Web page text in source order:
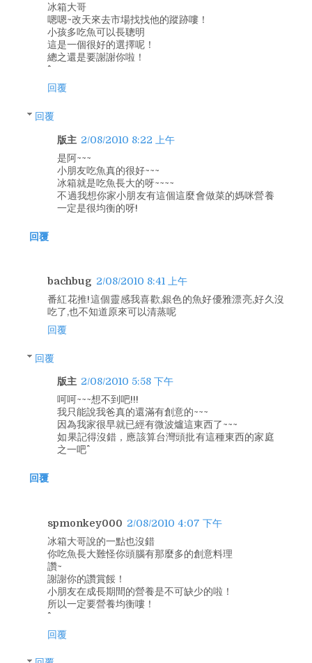
冰箱大哥
嗯嗯~改天來去市場找找他的蹤跡嘍！
小孩多吃魚可以長聰明
這是一個很好的選擇呢！
總之還是要謝謝你啦！
回覆
回覆
版主 2/08/2010 8:22 上午
是阿~~~
小朋友吃魚真的很好~~~
冰箱就是吃魚長大的呀~~~~
不過我想你家小朋友有這個這麼會做菜的媽咪營養
一定是很均衡的呀!
回覆
bachbug 2/08/2010 8:41 上午
番紅花推!這個靈感我喜歡,銀色的魚好優雅漂亮,好久沒
吃了,也不知道原來可以清蒸呢
回覆
回覆
版主 2/08/2010 5:58 下午
呵呵~~~想不到吧!!!
我只能說我爸真的還滿有創意的~~~
因為我家很早就已經有微波爐這東西了~~~
如果記得沒錯，應該算台灣頭批有這種東西的家庭
之一吧^^
回覆
spmonkey000 2/08/2010 4:07 下午
冰箱大哥說的一點也沒錯
你吃魚長大難怪你頭腦有那麼多的創意料理
讚~
謝謝你的讚賞餒！
小朋友在成長期間的營養是不可缺少的啦！
所以一定要營養均衡嘍！
回覆